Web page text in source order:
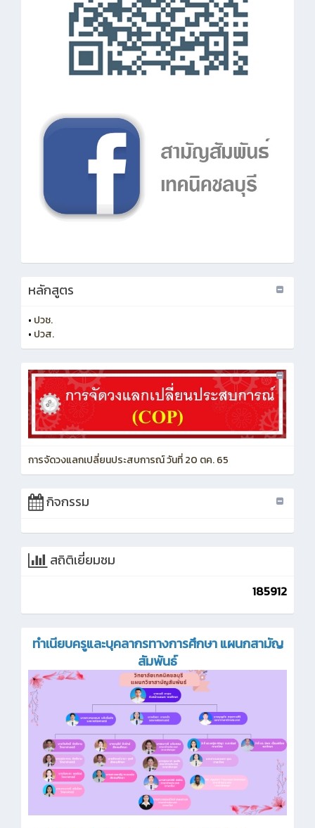
หลักสูตร
• ปวช.
• ปวส.
การจัดวงแลกเปลี่ยนประสบการณ์ วันที่ 20 ตค. 65
กิจกรรม
สถิติเยี่ยมชม
185912
ทำเนียบครูและบุคลากรทางการศึกษา แผนกสามัญ
สัมพันธ์